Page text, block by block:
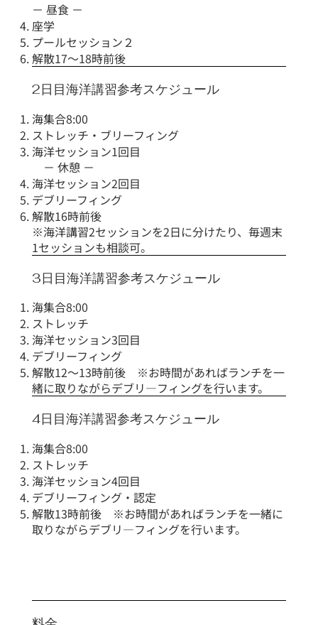
－ 昼食 －
座学
プールセッション２
解散17～18時前後
2日目海洋講習参考スケジュール
海集合8:00
ストレッチ・ブリーフィング
海洋セッション1回目
－ 休憩 －
海洋セッション2回目
デブリーフィング
解散16時前後
​※海洋講習2セッションを2日に分けたり、毎週末
1セッションも相談可。
3日目海洋講習参考スケジュール
海集合8:00
ストレッチ
海洋セッション3回目
デブリーフィング
解散12～13時前後 ※お時間があればランチを一
緒に取りながらデブリ―フィングを行います。
4日目海洋講習参考スケジュール
海集合8:00
ストレッチ
海洋セッション4回目
デブリーフィング・認定
解散13時前後 ※お時間があればランチを一緒に
取りながらデブリ―フィングを行います。